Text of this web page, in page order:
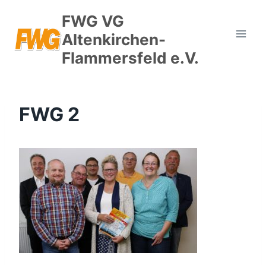
springen
FWG VG
Altenkirchen-
Flammersfeld e.V.
FWG 2